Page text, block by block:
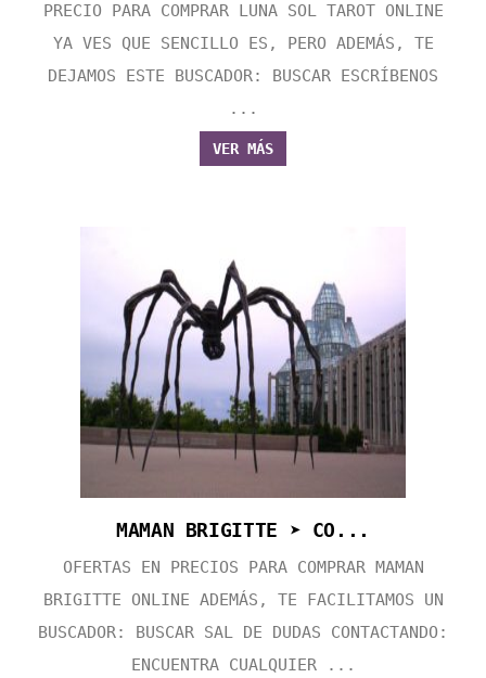
PRECIO PARA COMPRAR LUNA SOL TAROT ONLINE
YA VES QUE SENCILLO ES, PERO ADEMÁS, TE
DEJAMOS ESTE BUSCADOR: BUSCAR ESCRÍBENOS
...
VER MÁS
MAMAN BRIGITTE ➤ CO...
OFERTAS EN PRECIOS PARA COMPRAR MAMAN
BRIGITTE ONLINE ADEMÁS, TE FACILITAMOS UN
BUSCADOR: BUSCAR SAL DE DUDAS CONTACTANDO:
ENCUENTRA CUALQUIER ...